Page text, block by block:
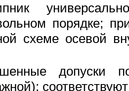
порядке;
схеме осевой